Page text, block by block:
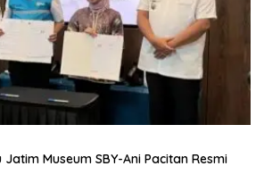
Museum SBY-Ani Pacitan Resmi